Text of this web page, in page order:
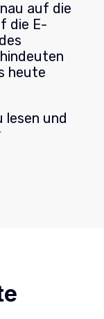
auf die
die E-
heute
lesen und